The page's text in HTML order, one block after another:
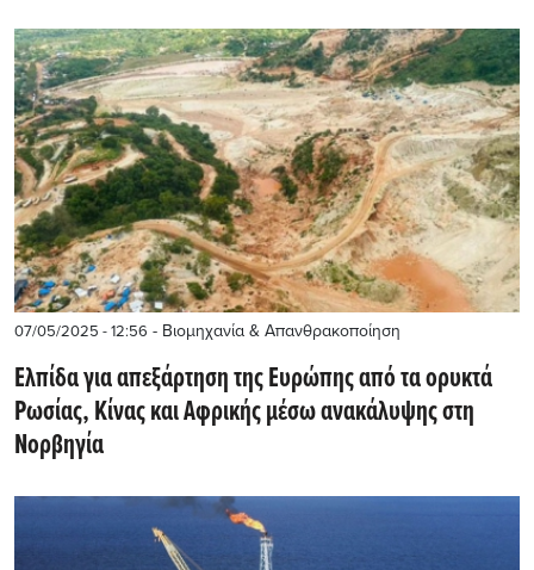
07/05/2025 - 12:56 - Βιομηχανία & Απανθρακοποίηση
Ελπίδα για απεξάρτηση της Ευρώπης από τα ορυκτά
Ρωσίας, Κίνας και Αφρικής μέσω ανακάλυψης στη
Νορβηγία